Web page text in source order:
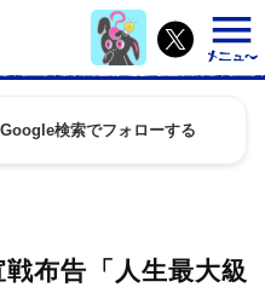
検索でフォローする
布告「人生最大級